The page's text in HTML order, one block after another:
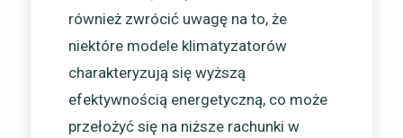
również zwrócić uwagę na to, że
niektóre modele klimatyzatorów
charakteryzują się wyższą
efektywnością energetyczną, co może
przełożyć się na niższe rachunki w